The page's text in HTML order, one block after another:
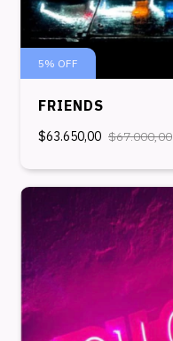
5% OFF
FRIENDS
$63.650,00 $67.000,00